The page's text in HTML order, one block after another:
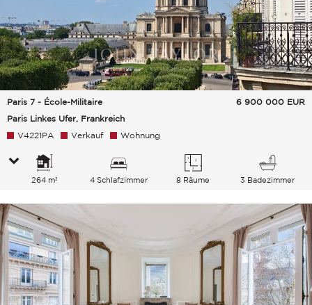
Paris 7 - École-Militaire
Paris Linkes Ufer, Frankreich
6 900 000 EUR
V4221PA Verkauf Wohnung
264 m² 4 Schlafzimmer 8 Räume 3 Badezimmer